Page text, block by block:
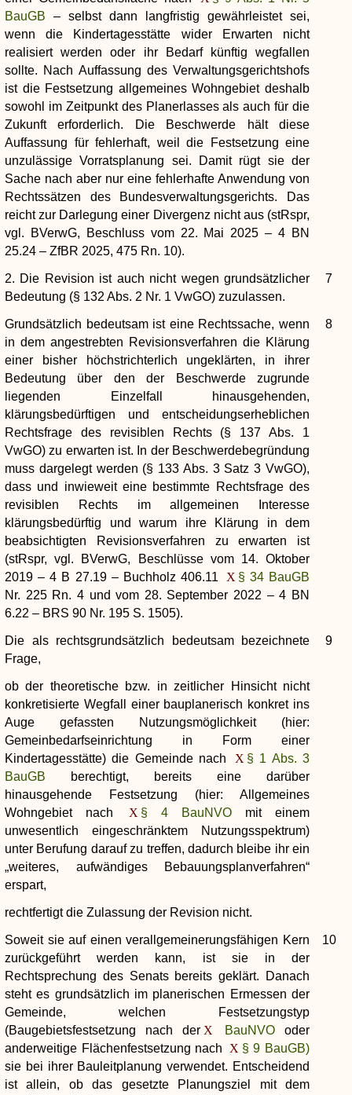
BauGB – selbst dann langfristig gewährleistet sei,
wenn die Kindertagesstätte wider Erwarten nicht
realisiert werden oder ihr Bedarf künftig wegfallen
sollte. Nach Auffassung des Verwaltungsgerichtshofs
ist die Festsetzung allgemeines Wohngebiet deshalb
sowohl im Zeitpunkt des Planerlasses als auch für die
Zukunft erforderlich. Die Beschwerde hält diese
Auffassung für fehlerhaft, weil die Festsetzung eine
unzulässige Vorratsplanung sei. Damit rügt sie der
Sache nach aber nur eine fehlerhafte Anwendung von
Rechtssätzen des Bundesverwaltungsgerichts. Das
reicht zur Darlegung einer Divergenz nicht aus (stRspr,
vgl. BVerwG, Beschluss vom 22. Mai 2025 – 4 BN
25.24 – ZfBR 2025, 475 Rn. 10).
7
2. Die Revision ist auch nicht wegen grundsätzlicher
Bedeutung (§ 132 Abs. 2 Nr. 1 VwGO) zuzulassen.
8
Grundsätzlich bedeutsam ist eine Rechtssache, wenn
in dem angestrebten Revisionsverfahren die Klärung
einer bisher höchstrichterlich ungeklärten, in ihrer
Bedeutung über den der Beschwerde zugrunde
liegenden Einzelfall hinausgehenden,
klärungsbedürftigen und entscheidungserheblichen
Rechtsfrage des revisiblen Rechts (§ 137 Abs. 1
VwGO) zu erwarten ist. In der Beschwerdebegründung
muss dargelegt werden (§ 133 Abs. 3 Satz 3 VwGO),
dass und inwieweit eine bestimmte Rechtsfrage des
revisiblen Rechts im allgemeinen Interesse
klärungsbedürftig und warum ihre Klärung in dem
beabsichtigten Revisionsverfahren zu erwarten ist
(stRspr, vgl. BVerwG, Beschlüsse vom 14. Oktober
2019 – 4 B 27.19 – Buchholz 406.11
§ 34 BauGB
Nr. 225 Rn. 4 und vom 28. September 2022 – 4 BN
6.22 – BRS 90 Nr. 195 S. 1505).
9
Die als rechtsgrundsätzlich bedeutsam bezeichnete
Frage,
ob der theoretische bzw. in zeitlicher Hinsicht nicht
konkretisierte Wegfall einer bauplanerisch konkret ins
Auge gefassten Nutzungsmöglichkeit (hier:
Gemeinbedarfseinrichtung in Form einer
Kindertagesstätte) die Gemeinde nach
§ 1 Abs. 3
BauGB
berechtigt, bereits eine darüber
hinausgehende Festsetzung (hier: Allgemeines
Wohngebiet nach
§ 4 BauNVO mit einem
unwesentlich eingeschränktem Nutzungsspektrum)
unter Berufung darauf zu treffen, dadurch bleibe ihr ein
„weiteres, aufwändiges Bebauungsplanverfahren“
erspart,
rechtfertigt die Zulassung der Revision nicht.
10
Soweit sie auf einen verallgemeinerungsfähigen Kern
zurückgeführt werden kann, ist sie in der
Rechtsprechung des Senats bereits geklärt. Danach
steht es grundsätzlich im planerischen Ermessen der
Gemeinde, welchen Festsetzungstyp
(Baugebietsfestsetzung nach der
BauNVO oder
anderweitige Flächenfestsetzung nach
§ 9 BauGB)
sie bei ihrer Bauleitplanung verwendet. Entscheidend
ist allein, ob das gesetzte Planungsziel mit dem